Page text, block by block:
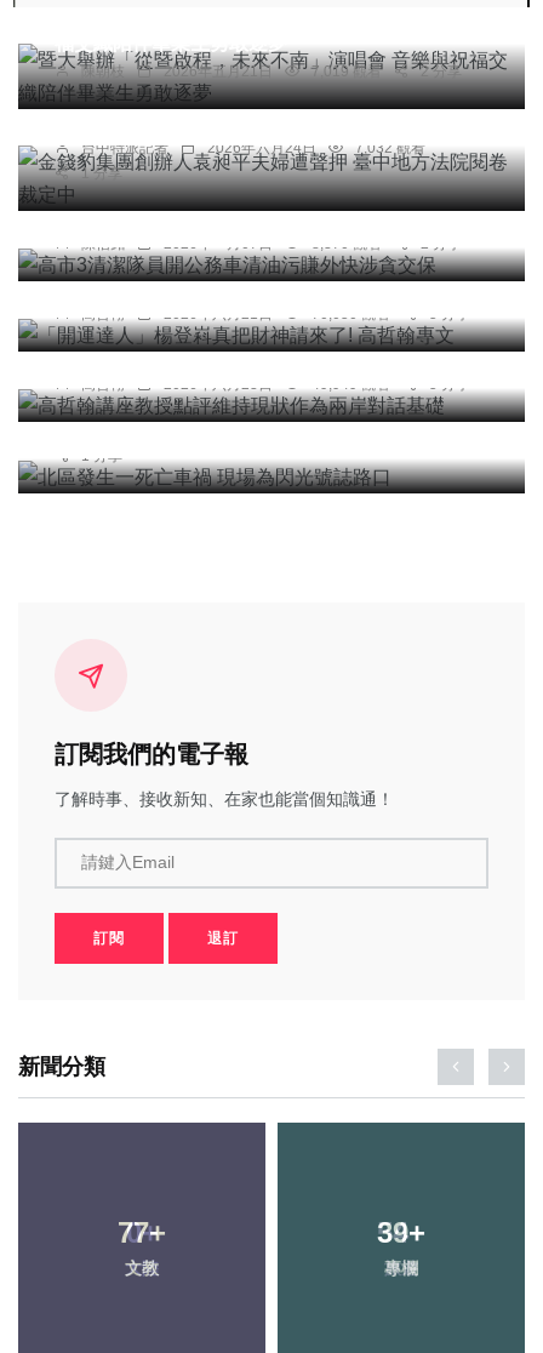
陳朝枝 2026年五月21日 7,019 觀看 2 分享
社會
金錢豹集團創辦人袁昶平夫婦遭聲押 臺中地方法院
台中特派記者 2026年六月24日
7,032 觀看
1 分享
社會
高市3清潔隊員開公務車清油污賺外快涉貪交保
陳信銘 2026年一月07日 8,370 觀看 2 分享
專欄
「開運達人」楊登嵙真把財神請來了! 高哲翰專文
高哲翰 2026年六月21日 70,050 觀看 5 分享
專欄
高哲翰講座教授點評維持現狀作為兩岸對話基礎
高哲翰 2026年六月23日 49,949 觀看 5 分享
北區發生一死亡車禍 現場為閃光號誌路口
1 分享
訂閱我們的電子報
了解時事、接收新知、在家也能當個知識通！
請鍵入Email
訂閱 退訂
新聞分類
77+
文教
39+
專欄